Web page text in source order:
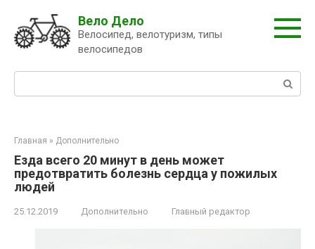
контенту
Вело Дело
Велосипед, велотуризм, типы
велосипедов
Главная » Дополнительно
Езда всего 20 минут в день может
предотвратить болезнь сердца у пожилых
людей
25.12.2019 Дополнительно Главный редактор